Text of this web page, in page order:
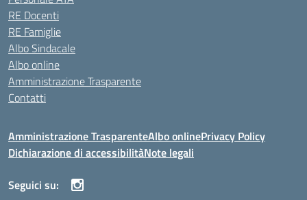
RE Docenti
RE Famiglie
Albo Sindacale
Albo online
Amministrazione Trasparente
Contatti
Amministrazione TrasparenteAlbo onlinePrivacy Policy
Dichiarazione di accessibilitàNote legali
Seguici su: